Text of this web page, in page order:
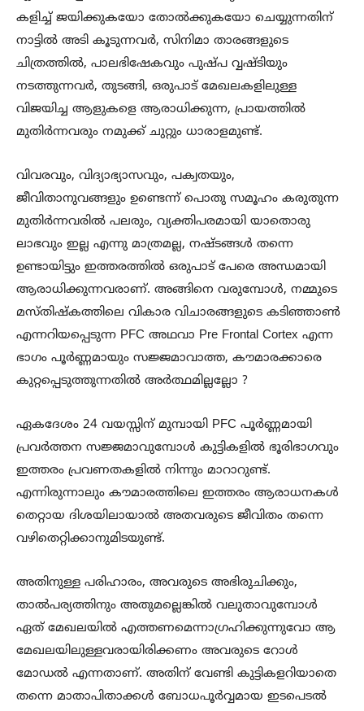
കളിച്ച് ജയിക്കുകയോ തോൽക്കുകയോ ചെയ്യുന്നതിന്
നാട്ടിൽ അടി കൂടുന്നവർ, സിനിമാ താരങ്ങളുടെ
ചിത്രത്തിൽ, പാലഭിഷേകവും പുഷ്പ വ്വഷ്ടിയും
നടത്തുന്നവർ, തുടങ്ങി, ഒരുപാട് മേഖലകളിലുള്ള
വിജയിച്ച ആളുകളെ ആരാധിക്കുന്ന, പ്രായത്തിൽ
മുതിർന്നവരും നമുക്ക് ചുറ്റും ധാരാളമുണ്ട്.
വിവരവും, വിദ്യാഭ്യാസവും, പക്വതയും,
ജീവിതാനുവങ്ങളും ഉണ്ടെന്ന് പൊതു സമൂഹം കരുതുന്ന
മുതിർന്നവരിൽ പലരും, വ്യക്തിപരമായി യാതൊരു
ലാഭവും ഇല്ല എന്നു മാത്രമല്ല, നഷ്ടങ്ങൾ തന്നെ
ഉണ്ടായിട്ടും ഇത്തരത്തിൽ ഒരുപാട് പേരെ അന്ധമായി
ആരാധിക്കുന്നവരാണ്. അങ്ങിനെ വരുമ്പോൾ, നമ്മുടെ
മസ്തിഷ്കത്തിലെ വികാര വിചാരങ്ങളുടെ കടിഞ്ഞാൺ
എന്നറിയപ്പെടുന്ന PFC അഥവാ Pre Frontal Cortex എന്ന
ഭാഗം പൂർണ്ണമായും സജ്ജമാവാത്ത, കൗമാരക്കാരെ
കുറ്റപ്പെടുത്തുന്നതിൽ അർത്ഥമില്ലല്ലോ ?
ഏകദേശം 24 വയസ്സിന് മുമ്പായി PFC പൂർണ്ണമായി
പ്രവർത്തന സജ്ജമാവുമ്പോൾ കുട്ടികളിൽ ഭൂരിഭാഗവും
ഇത്തരം പ്രവണതകളിൽ നിന്നും മാറാറുണ്ട്.
എന്നിരുന്നാലും കൗമാരത്തിലെ ഇത്തരം ആരാധനകൾ
തെറ്റായ ദിശയിലായാൽ അതവരുടെ ജീവിതം തന്നെ
വഴിതെറ്റിക്കാനുമിടയുണ്ട്.
അതിനുള്ള പരിഹാരം, അവരുടെ അഭിരുചിക്കും,
താൽപര്യത്തിനും അതുമല്ലെങ്കിൽ വലുതാവുമ്പോൾ
ഏത് മേഖലയിൽ എത്തണമെന്നാഗ്രഹിക്കുന്നുവോ ആ
മേഖലയിലുള്ളവരായിരിക്കണം അവരുടെ റോൾ
മോഡൽ എന്നതാണ്. അതിന് വേണ്ടി കുട്ടികളറിയാതെ
തന്നെ മാതാപിതാക്കൾ ബോധപൂർവ്വമായ ഇടപെടൽ